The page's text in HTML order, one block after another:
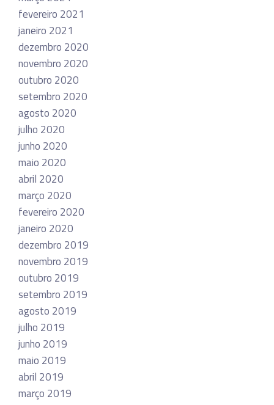
fevereiro 2021
janeiro 2021
dezembro 2020
novembro 2020
outubro 2020
setembro 2020
agosto 2020
julho 2020
junho 2020
maio 2020
abril 2020
março 2020
fevereiro 2020
janeiro 2020
dezembro 2019
novembro 2019
outubro 2019
setembro 2019
agosto 2019
julho 2019
junho 2019
maio 2019
abril 2019
março 2019